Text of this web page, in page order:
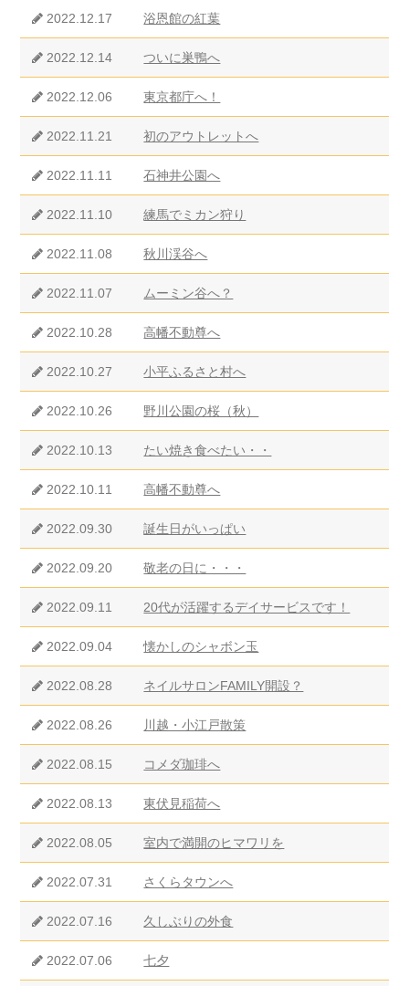
2022.12.17 浴恩館の紅葉
2022.12.14 ついに巣鴨へ
2022.12.06 東京都庁へ！
2022.11.21 初のアウトレットへ
2022.11.11 石神井公園へ
2022.11.10 練馬でミカン狩り
2022.11.08 秋川渓谷へ
2022.11.07 ムーミン谷へ？
2022.10.28 高幡不動尊へ
2022.10.27 小平ふるさと村へ
2022.10.26 野川公園の桜（秋）
2022.10.13 たい焼き食べたい・・
2022.10.11 高幡不動尊へ
2022.09.30 誕生日がいっぱい
2022.09.20 敬老の日に・・・
2022.09.11 20代が活躍するデイサービスです！
2022.09.04 懐かしのシャボン玉
2022.08.28 ネイルサロンFAMILY開設？
2022.08.26 川越・小江戸散策
2022.08.15 コメダ珈琲へ
2022.08.13 東伏見稲荷へ
2022.08.05 室内で満開のヒマワリを
2022.07.31 さくらタウンへ
2022.07.16 久しぶりの外食
2022.07.06 七夕